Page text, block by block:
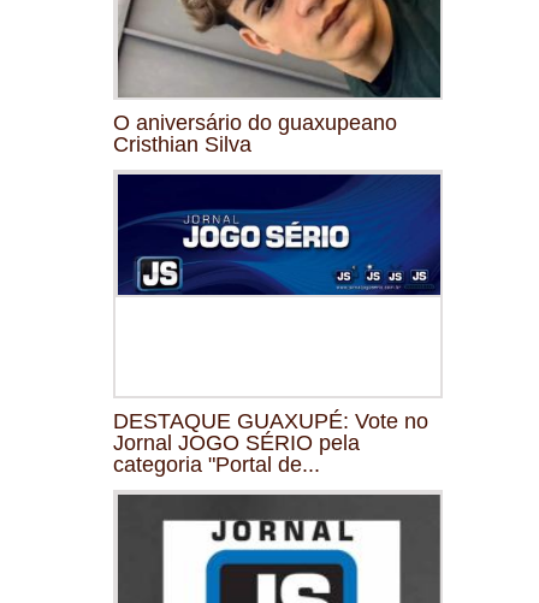
O aniversário do guaxupeano
Cristhian Silva
DESTAQUE GUAXUPÉ: Vote no
Jornal JOGO SÉRIO pela
categoria "Portal de...